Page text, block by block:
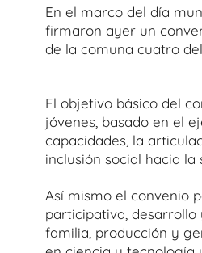
En el marco del día
firmaron ayer un
de la comuna cuatro
El objetivo básico del
jóvenes, basado en el
capacidades, la
inclusión social hacia
Así mismo el convenio
participativa,
familia, producción y